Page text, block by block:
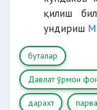
қилиш
ундириш
буталар
Давлат ўрмон
дарахт